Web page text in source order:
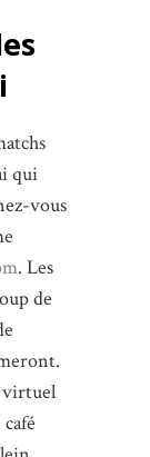
qui
vous
. Les
de
virtuel